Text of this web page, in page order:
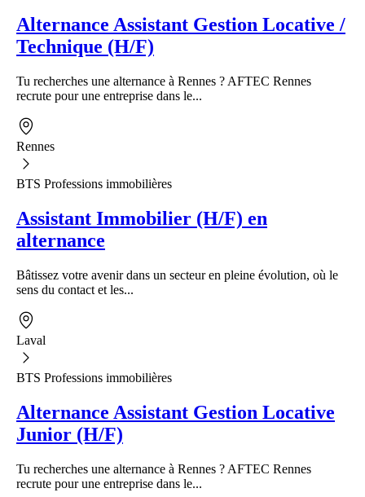
Alternance Assistant Gestion Locative /
Technique (H/F)
Tu recherches une alternance à Rennes ? AFTEC Rennes
recrute pour une entreprise dans le...
Rennes
BTS Professions immobilières
Assistant Immobilier (H/F) en
alternance
Bâtissez votre avenir dans un secteur en pleine évolution, où le
sens du contact et les...
Laval
BTS Professions immobilières
Alternance Assistant Gestion Locative
Junior (H/F)
Tu recherches une alternance à Rennes ? AFTEC Rennes
recrute pour une entreprise dans le...